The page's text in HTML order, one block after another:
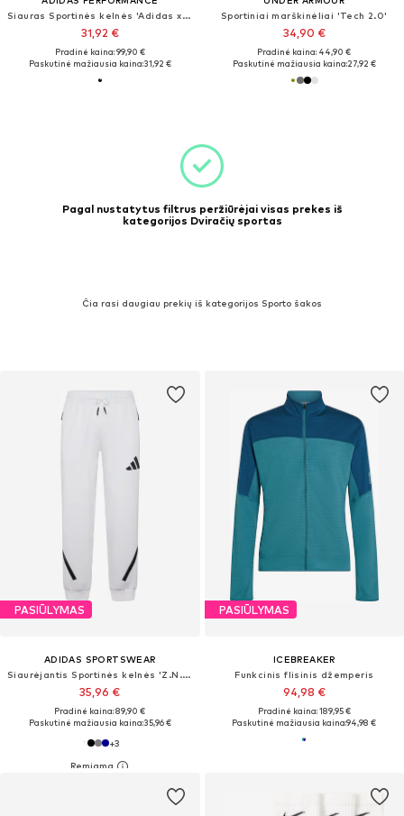
Siauras Sportinės kelnės 'Adidas x Jeremy Scott'
31,92 €
Pradinė kaina: 99,90 €
Paskutinė mažiausia kaina:31,92 €
Sportiniai marškinėliai 'Tech 2.0'
34,90 €
Pradinė kaina: 44,90 €
Paskutinė mažiausia kaina:27,92 €
Pagal nustatytus filtrus peržiūrėjai visas prekes iš
kategorijos Dviračių sportas
Čia rasi daugiau prekių iš kategorijos Sporto šakos
PASIŪLYMAS
ADIDAS SPORTSWEAR
Siaurėjantis Sportinės kelnės 'Z.N.E.'
35,96 €
Pradinė kaina: 89,90 €
Paskutinė mažiausia kaina:35,96 €
+3
PASIŪLYMAS
ICEBREAKER
Funkcinis flisinis džemperis
94,98 €
Pradinė kaina: 189,95 €
Paskutinė mažiausia kaina:94,98 €